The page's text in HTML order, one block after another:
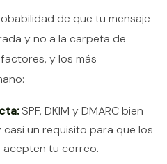
de que tu mensaje
y no a la carpeta de
y los más
SPF, DKIM y DMARC bien
un requisito para que los
tu correo.